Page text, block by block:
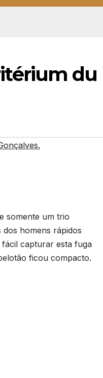
du
,
somente um trio
homens rápidos
capturar esta fuga
ficou compacto.